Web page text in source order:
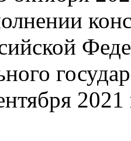
2021